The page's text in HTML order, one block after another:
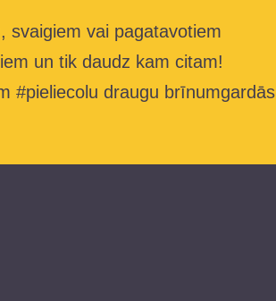
svaigiem vai pagatavotiem
un tik daudz kam citam!
#pieliecolu draugu brīnumgardās